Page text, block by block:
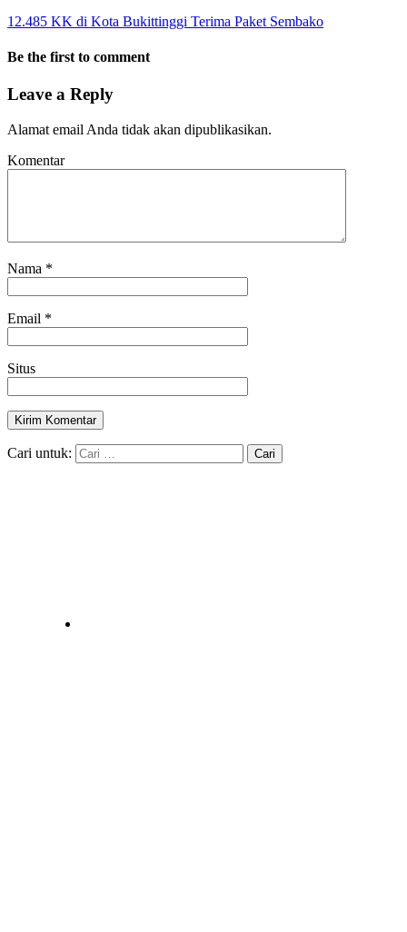
12.485 KK di Kota Bukittinggi Terima Paket Sembako
Be the first to comment
Leave a Reply
Alamat email Anda tidak akan dipublikasikan.
Komentar
Nama *
Email *
Situs
Cari untuk: